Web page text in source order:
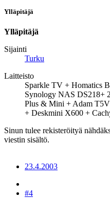
Ylläpitäjä
Ylläpitäjä
Sijainti
Turku
Laitteisto
Sparkle TV + Homatics
Synology NAS DS218+
Plus & Mini + Adam
+ Deskmini X600 +
Sinun tulee rekisteröityä
viestin sisältö.
23.4.2003
#4